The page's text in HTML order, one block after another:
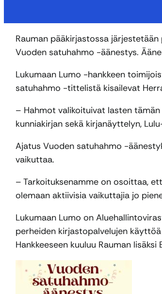
Rauman pääkirjastossa
Vuoden satuhahmo -äänestys.
Lukumaan Lumo -hankkeen
satuhahmo -tittelistä kisailevat
– Hahmot valikoituivat lasten
kunniakirjan sekä kirjanäyttelyn,
Ajatus Vuoden satuhahmo -
vaikuttaa.
– Tarkoituksenamme on osoittaa,
olemaan aktiivisia vaikuttajia jo
Lukumaan Lumo on
perheiden kirjastopalvelujen
Hankkeeseen kuuluu Rauman lisäksi